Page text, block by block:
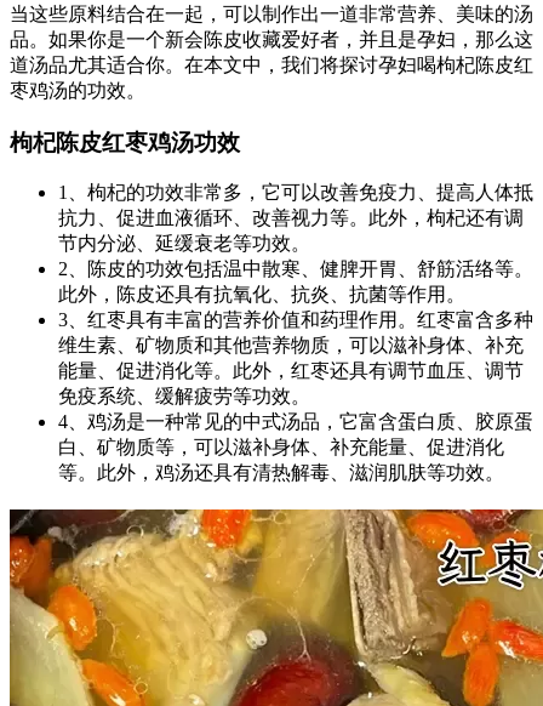
当这些原料结合在一起，可以制作出一道非常营养、美味的汤
品。如果你是一个新会陈皮收藏爱好者，并且是孕妇，那么这
道汤品尤其适合你。在本文中，我们将探讨孕妇喝枸杞陈皮红
枣鸡汤的功效。
枸杞陈皮红枣鸡汤功效
1、枸杞的功效非常多，它可以改善免疫力、提高人体抵
抗力、促进血液循环、改善视力等。此外，枸杞还有调
节内分泌、延缓衰老等功效。
2、陈皮的功效包括温中散寒、健脾开胃、舒筋活络等。
此外，陈皮还具有抗氧化、抗炎、抗菌等作用。
3、红枣具有丰富的营养价值和药理作用。红枣富含多种
维生素、矿物质和其他营养物质，可以滋补身体、补充
能量、促进消化等。此外，红枣还具有调节血压、调节
免疫系统、缓解疲劳等功效。
4、鸡汤是一种常见的中式汤品，它富含蛋白质、胶原蛋
白、矿物质等，可以滋补身体、补充能量、促进消化
等。此外，鸡汤还具有清热解毒、滋润肌肤等功效。